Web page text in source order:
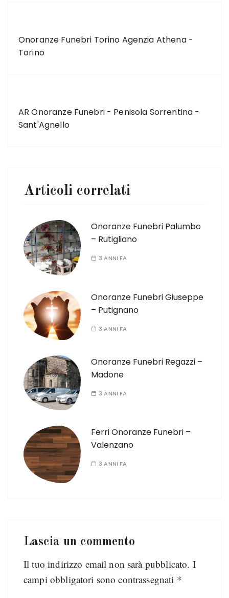
Onoranze Funebri Torino Agenzia Athena -
Torino
AR Onoranze Funebri - Penisola Sorrentina -
Sant'Agnello
Articoli correlati
Onoranze Funebri Palumbo
– Rutigliano
3 ANNI FA
Onoranze Funebri Giuseppe
– Putignano
3 ANNI FA
Onoranze Funebri Regazzi –
Madone
3 ANNI FA
Ferri Onoranze Funebri –
Valenzano
3 ANNI FA
Lascia un commento
Il tuo indirizzo email non sarà pubblicato. I
campi obbligatori sono contrassegnati *